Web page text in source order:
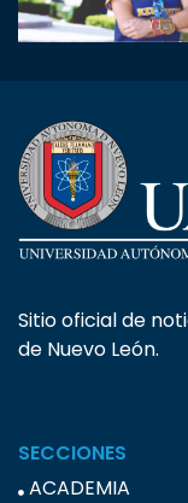
Sitio oficial de
de Nuevo León.
SECCIONES
ACADEMIA